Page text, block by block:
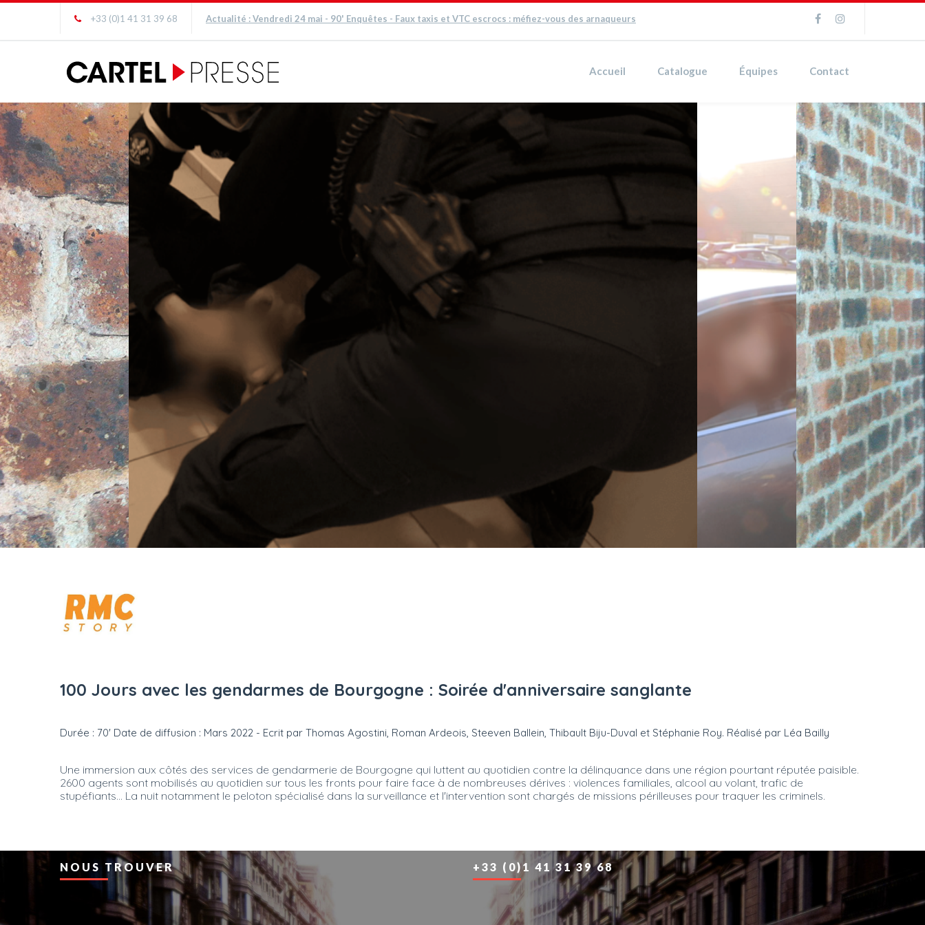
+33 (0)1 41 31 39 68 Actualité : Vendredi 24 mai - 90' Enquêtes - Faux taxis et VTC escrocs : méfiez-vous des arnaqueurs
Accueil Catalogue Équipes Contact
100 Jours avec les gendarmes de Bourgogne : Soirée d'anniversaire sanglante
Durée : 70' Date de diffusion : Mars 2022 - Ecrit par Thomas Agostini, Roman Ardeois, Steeven Ballein, Thibault Biju-Duval et Stéphanie Roy. Réalisé par Léa Bailly
Une immersion aux côtés des services de gendarmerie de Bourgogne qui luttent au quotidien contre la délinquance dans une région pourtant réputée paisible.
2600 agents sont mobilisés au quotidien sur tous les fronts pour faire face à de nombreuses dérives : violences familiales, alcool au volant, trafic de
stupéfiants... La nuit notamment le peloton spécialisé dans la surveillance et l'intervention sont chargés de missions périlleuses pour traquer les criminels.
NOUS TROUVER +33 (0)1 41 31 39 68